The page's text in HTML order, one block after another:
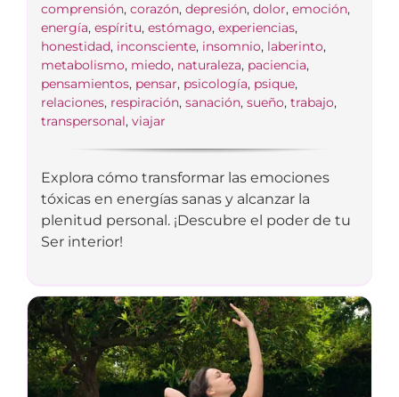
comprensión, corazón, depresión, dolor, emoción,
energía, espíritu, estómago, experiencias,
honestidad, inconsciente, insomnio, laberinto,
metabolismo, miedo, naturaleza, paciencia,
pensamientos, pensar, psicología, psique,
relaciones, respiración, sanación, sueño, trabajo,
transpersonal, viajar
Explora cómo transformar las emociones
tóxicas en energías sanas y alcanzar la
plenitud personal. ¡Descubre el poder de tu
Ser interior!